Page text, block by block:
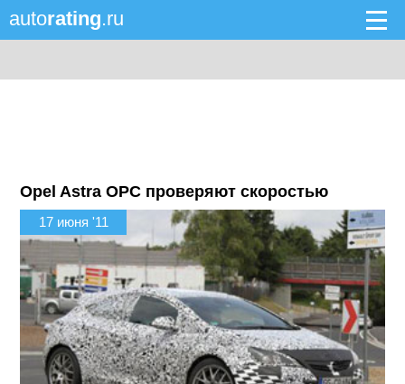
autorating.ru
Opel Astra OPC проверяют скоростью
17 июня '11